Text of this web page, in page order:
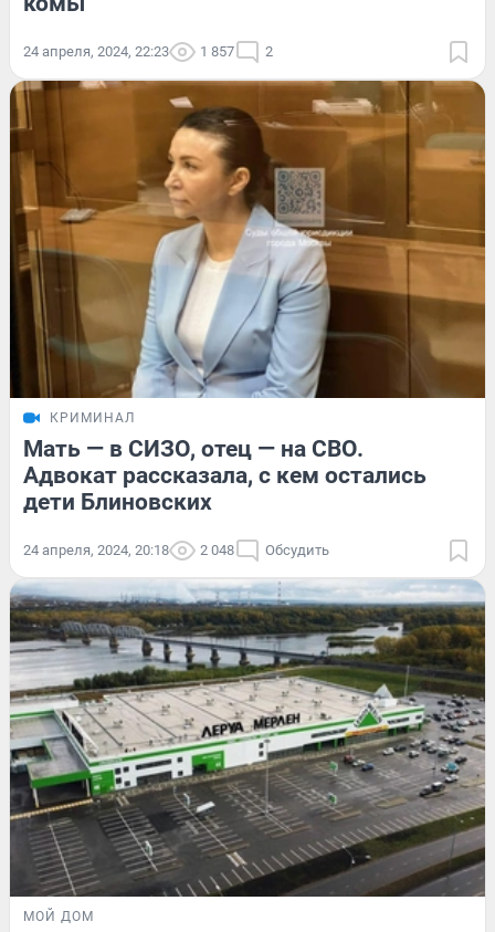
24 апреля, 2024, 22:23 1 857 2
КРИМИНАЛ
Мать — в СИЗО, отец — на СВО.
Адвокат рассказала, с кем остались
дети Блиновских
24 апреля, 2024, 20:18 2 048 Обсудить
МОЙ ДОМ